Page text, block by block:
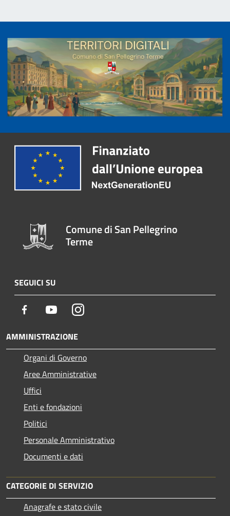
Comune di San Pellegrino
Terme
SEGUICI SU
Facebook YoutubeInstagram
AMMINISTRAZIONE
Organi di Governo
Aree Amministrative
Uffici
Enti e fondazioni
Politici
Personale Amministrativo
Documenti e dati
CATEGORIE DI SERVIZIO
Anagrafe e stato civile